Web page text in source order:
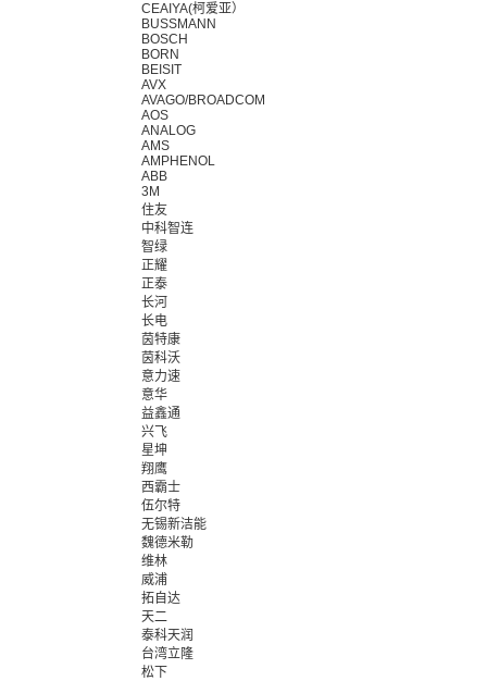
CEAIYA(柯爱亚）
BUSSMANN
BOSCH
BORN
BEISIT
AVX
AVAGO/BROADCOM
AOS
ANALOG
AMS
AMPHENOL
ABB
3M
住友
中科智连
智绿
正耀
正泰
长河
长电
茵特康
茵科沃
意力速
意华
益鑫通
兴飞
星坤
翔鹰
西霸士
伍尔特
无锡新洁能
魏德米勒
维林
威浦
拓自达
天二
泰科天润
台湾立隆
松下